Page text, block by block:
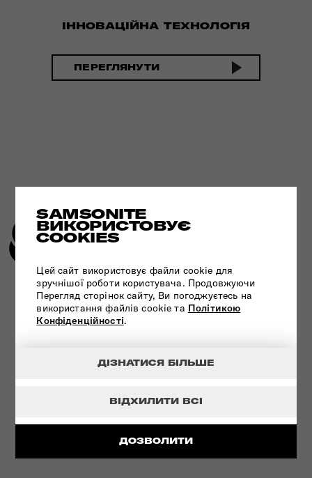
SAMSONITE
ВИКОРИСТОВУЄ
COOKIES
Цей сайт використовує файли cookie для
зручнішої роботи користувача. Продовжуючи
Перегляд сторінок сайту, Ви погоджуєтесь на
використання файлів cookie та Політикою
Конфіденційності.
ДОЗВОЛИТИ
ВІДХИЛИТИ ВСІ
ДІЗНАТИСЯ БІЛЬШЕ
ІННОВАЦІЙНА ТЕХНОЛОГІЯ
ПЕРЕГЛЯНУТИ
УНІКАЛЬНА ТЕХНОЛОГІЯ - ЗАМОК
TSA